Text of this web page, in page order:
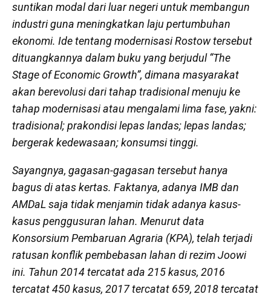
suntikan modal dari luar negeri untuk membangun
industri guna meningkatkan laju pertumbuhan
ekonomi. Ide tentang modernisasi Rostow tersebut
dituangkannya dalam buku yang berjudul “The
Stage of Economic Growth”, dimana masyarakat
akan berevolusi dari tahap tradisional menuju ke
tahap modernisasi atau mengalami lima fase, yakni:
tradisional; prakondisi lepas landas; lepas landas;
bergerak kedewasaan; konsumsi tinggi.
Sayangnya, gagasan-gagasan tersebut hanya
bagus di atas kertas. Faktanya, adanya IMB dan
AMDaL saja tidak menjamin tidak adanya kasus-
kasus penggusuran lahan. Menurut data
Konsorsium Pembaruan Agraria (KPA), telah terjadi
ratusan konflik pembebasan lahan di rezim Joowi
ini. Tahun 2014 tercatat ada 215 kasus, 2016
tercatat 450 kasus, 2017 tercatat 659, 2018 tercatat